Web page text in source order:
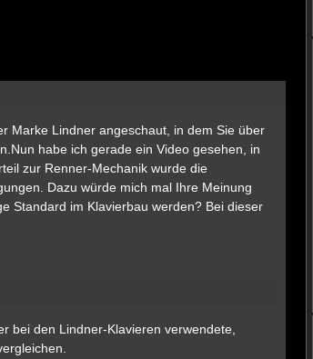
Marke Lindner angeschaut, in dem Sie über
habe ich gerade ein Video gesehen, in
zur Renner-Mechanik wurde die
Dazu würde mich mal Ihre Meinung
Standard im Klavierbau werden? Bei dieser
bei den Lindner-Klavieren verwendete,